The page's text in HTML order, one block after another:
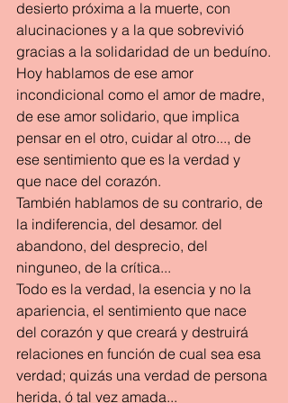
desierto próxima a la muerte, con
alucinaciones y a la que sobrevivió
gracias a la solidaridad de un beduíno.
Hoy hablamos de ese amor
incondicional como el amor de madre,
de ese amor solidario, que implica
pensar en el otro, cuidar al otro..., de
ese sentimiento que es la verdad y
que nace del corazón.
También hablamos de su contrario, de
la indiferencia, del desamor. del
abandono, del desprecio, del
ninguneo, de la crítica...
Todo es la verdad, la esencia y no la
apariencia, el sentimiento que nace
del corazón y que creará y destruirá
relaciones en función de cual sea esa
verdad; quizás una verdad de persona
herida, ó tal vez amada...